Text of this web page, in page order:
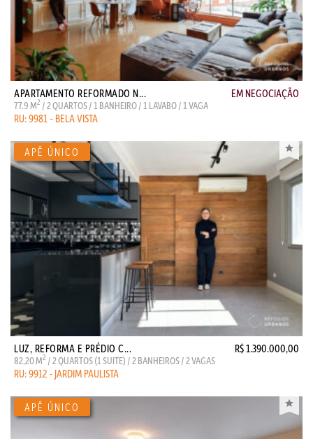
APARTAMENTO REFORMADO N... EM NEGOCIAÇÃO
77.9 M2 / 2 QUARTOS / 1 BANHEIRO / 1 LAVABO / 1 VAGA
RU: 9981 - BELA VISTA
LUZ, REFORMA E PRÉDIO C... R$ 1.390.000,00
82,20 M2 / 2 QUARTOS (1 SUITE) / 2 BANHEIROS / 2 VAGAS
RU: 9912 - JARDIM PAULISTA